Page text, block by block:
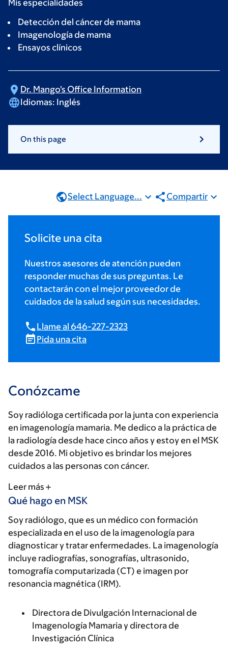
Mis especialidades
Detección del cáncer de mama
Imagenología de mama
Ensayos clínicos
Dr. Mango's Office Information
Idiomas: Inglés
On this page
Select Language... Compartir
Solicite una cita
Nuestros asesores de atención pueden
responder muchas de sus preguntas. Le
contactarán con el mejor proveedor de
cuidados de la salud según sus necesidades.
Llame al 646-227-2323
Pida una cita
Conózcame
Soy radióloga certificada por la junta con experiencia
en imagenología mamaria. Me dedico a la práctica de
la radiología desde hace cinco años y estoy en el MSK
desde 2016. Mi objetivo es brindar los mejores
cuidados a las personas con cáncer.
Leer más
Qué hago en MSK
Soy radiólogo, que es un médico con formación
especializada en el uso de la imagenología para
diagnosticar y tratar enfermedades. La imagenología
incluye radiografías, sonografías, ultrasonido,
tomografía computarizada (CT) e imagen por
resonancia magnética (IRM).
Directora de Divulgación Internacional de
Imagenología Mamaria y directora de
Investigación Clínica